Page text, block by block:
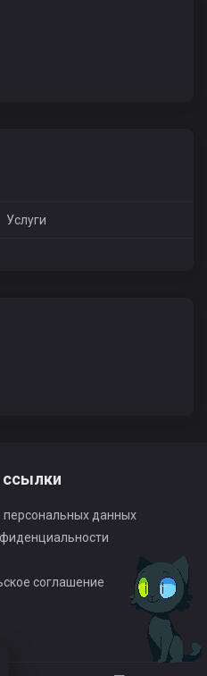
Услуги
персональных данных
соглашение